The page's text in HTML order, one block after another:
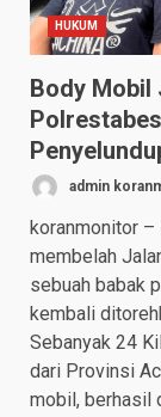
HUKUM
Body Mobil
admin
koranmonitor –
membelah
sebuah babak
kembali
Sebanyak 24
dari Provinsi
mobil, berhasil